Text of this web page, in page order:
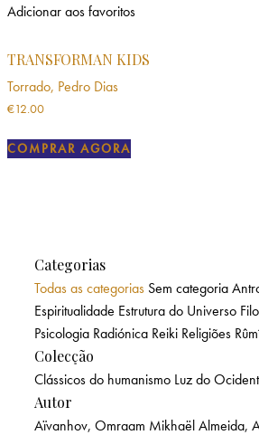
Adicionar aos favoritos
TRANSFORMAN KIDS
Torrado, Pedro Dias
€12.00
COMPRAR AGORA
Categorias
Todas as categorias Sem categoria
Espiritualidade Estrutura do Universo
Psicologia Radiónica Reiki Religiões
Colecção
Clássicos do humanismo Luz do
Autor
Aïvanhov, Omraam MikhaëlAlmeida,